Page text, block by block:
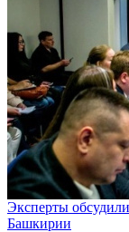
Эксперты
Башкирии